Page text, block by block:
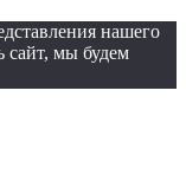
нашего
сайт, мы будем